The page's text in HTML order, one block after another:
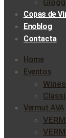
Copas de
Enoblog
Contacta
Home
Eventos
Vermut AVA